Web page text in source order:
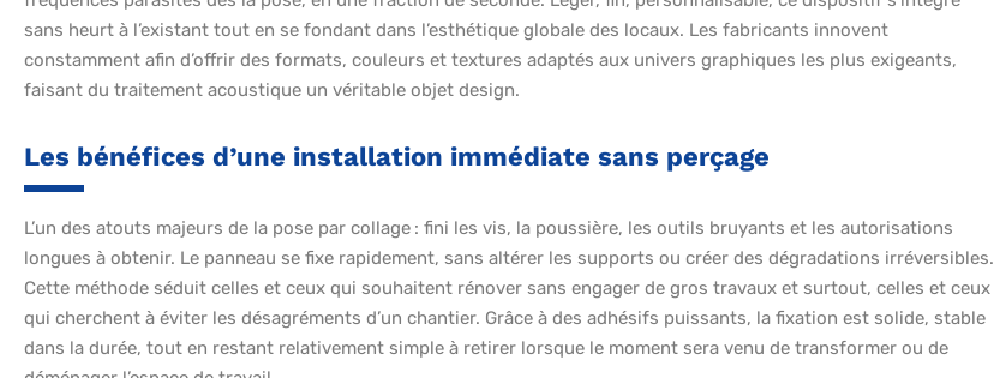
sans heurt à l’existant tout en se fondant dans l’esthétique globale des locaux. Les fabricants innovent
constamment afin d’offrir des formats, couleurs et textures adaptés aux univers graphiques les plus exigeants,
faisant du traitement acoustique un véritable objet design.
Les bénéfices d’une installation immédiate sans perçage
L’un des atouts majeurs de la pose par collage : fini les vis, la poussière, les outils bruyants et les autorisations
longues à obtenir. Le panneau se fixe rapidement, sans altérer les supports ou créer des dégradations irréversibles.
Cette méthode séduit celles et ceux qui souhaitent rénover sans engager de gros travaux et surtout, celles et ceux
qui cherchent à éviter les désagréments d’un chantier. Grâce à des adhésifs puissants, la fixation est solide, stable
dans la durée, tout en restant relativement simple à retirer lorsque le moment sera venu de transformer ou de